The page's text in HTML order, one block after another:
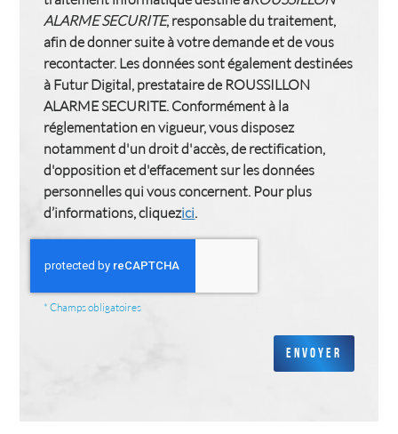
ALARME SECURITE, responsable du traitement,
afin de donner suite à votre demande et de vous
recontacter. Les données sont également destinées
à Futur Digital, prestataire de ROUSSILLON
ALARME SECURITE. Conformément à la
réglementation en vigueur, vous disposez
notamment d'un droit d'accès, de rectification,
d'opposition et d'effacement sur les données
personnelles qui vous concernent. Pour plus
d’informations, cliquezici.
*Champs obligatoires